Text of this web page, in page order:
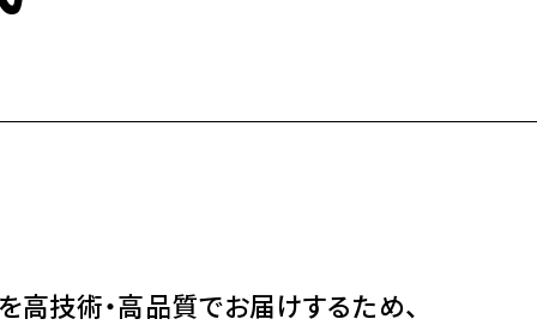
技術・高品質でお届けするため、